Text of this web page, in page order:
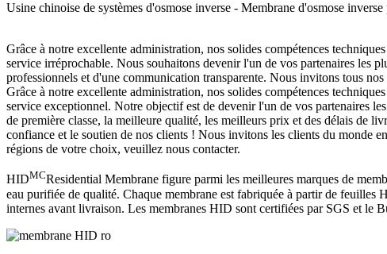
Usine chinoise de systèmes d'osmose inverse - Membrane d'osmose
Grâce à notre excellente administration, nos solides compétences
service irréprochable. Nous souhaitons devenir l'un de vos partenaires les
professionnels et d'une communication transparente. Nous invitons tous
Grâce à notre excellente administration, nos solides compétences
service exceptionnel. Notre objectif est de devenir l'un de vos partenaires
de première classe, la meilleure qualité, les meilleurs prix et des délais de
confiance et le soutien de nos clients ! Nous invitons les clients du monde
régions de votre choix, veuillez nous contacter.
HIDMCResidential Membrane figure parmi les meilleures marques de
eau purifiée de qualité. Chaque membrane est fabriquée à partir de feuilles
internes avant livraison. Les membranes HID sont certifiées par SGS et le